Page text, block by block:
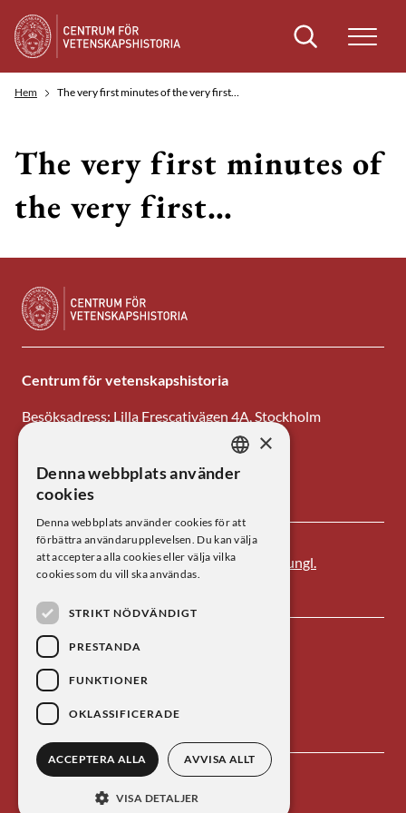
Sök
Hem The very first minutes of the very first…
The very first minutes of
the very first…
Centrum för vetenskapshistoria
Besöksadress: Lilla Frescativägen 4A, Stockholm
E-post: centrum@kva.se
Kontakta oss
Centrum för vetenskapshistoria är ett av
Kungl.
Vetenskapsakademiens forskningsinstitut.
SWEDISH
×
Denna webbplats använder
cookies
Denna webbplats använder cookies för att
förbättra användarupplevelsen. Du kan välja
att acceptera alla cookies eller välja vilka
cookies som du vill ska användas.
STRIKT NÖDVÄNDIGT
PRESTANDA
FUNKTIONER
OKLASSIFICERADE
ACCEPTERA ALLA AVVISA ALLT
VISA DETALJER